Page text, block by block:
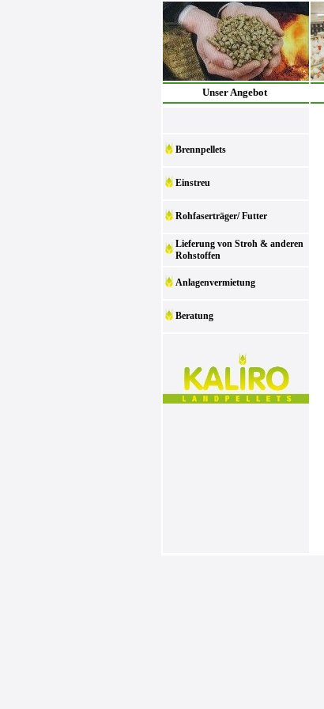
Unser Angebot
Brennpellets
Einstreu
Rohfaserträger/ Futter
Lieferung von Stroh & anderen
Rohstoffen
Anlagenvermietung
Beratung